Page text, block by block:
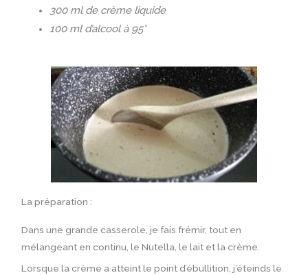
300 ml de crème liquide
100 ml d’alcool à 95°
La préparation :
Dans une grande casserole, je fais frémir, tout en
mélangeant en continu, le Nutella, le lait et la crème.
Lorsque la crème a atteint le point d’ébullition, j’éteinds le